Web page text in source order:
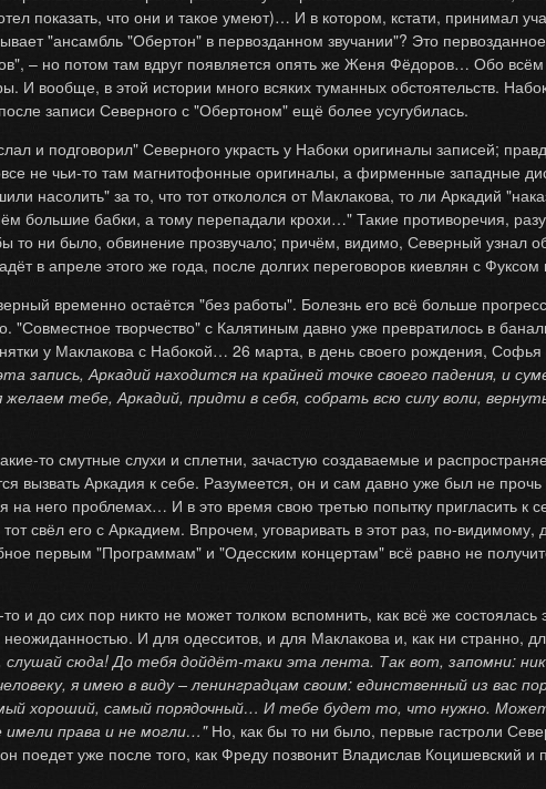
показать, что они и такое умеют)… И в котором, кстати, принимал
"ансамбль "Обертон" в первозданном звучании"? Это
– но потом там вдруг появляется опять же Женя Фёдоров… Обо
И вообще, в этой истории много всяких туманных обстоятельств.
записи Северного с "Обертоном" ещё более усугубилась.
и подговорил" Северного украсть у Набоки оригиналы записей;
не чьи-то там магнитофонные оригиналы, а фирменные западные
насолить" за то, что тот откололся от Маклакова, то ли Аркадий
большие бабки, а тому перепадали крохи…" Такие противоречия,
ни было, обвинение прозвучало; причём, видимо, Северный узнал
в апреле этого же года, после долгих переговоров киевлян с
временно остаётся "без работы". Болезнь его всё больше
"Совместное творчество" с Калятиным давно уже превратилось в
у Маклакова с Набокой… 26 марта, в день своего рождения,
запись, Аркадий находится на крайней точке своего падения, и
тебе, Аркадий, придти в себя, собрать всю силу воли,
то смутные слухи и сплетни, зачастую создаваемые и
вызвать Аркадия к себе. Разумеется, он и сам давно уже был не прочь
на него проблемах… И в это время свою третью попытку пригласить к
свёл его с Аркадием. Впрочем, уговаривать в этот раз, по-
первым "Программам" и "Одесским концертам" всё равно не
и до сих пор никто не может толком вспомнить, как всё же состоялась
И для одесситов, и для Маклакова и, как ни странно,
слушай сюда! До тебя дойдёт-таки эта лента. Так вот, запомни:
я имею в виду – ленинградцам своим: единственный из вас
хороший, самый порядочный… И тебе будет то, что нужно.
имели права и не могли…"Но, как бы то ни было, первые гастроли
поедет уже после того, как Фреду позвонит Владислав Коцишевский и